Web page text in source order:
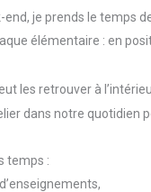
je prends le temps
élémentaire : en
les retrouver à
dans notre quotidien
temps :